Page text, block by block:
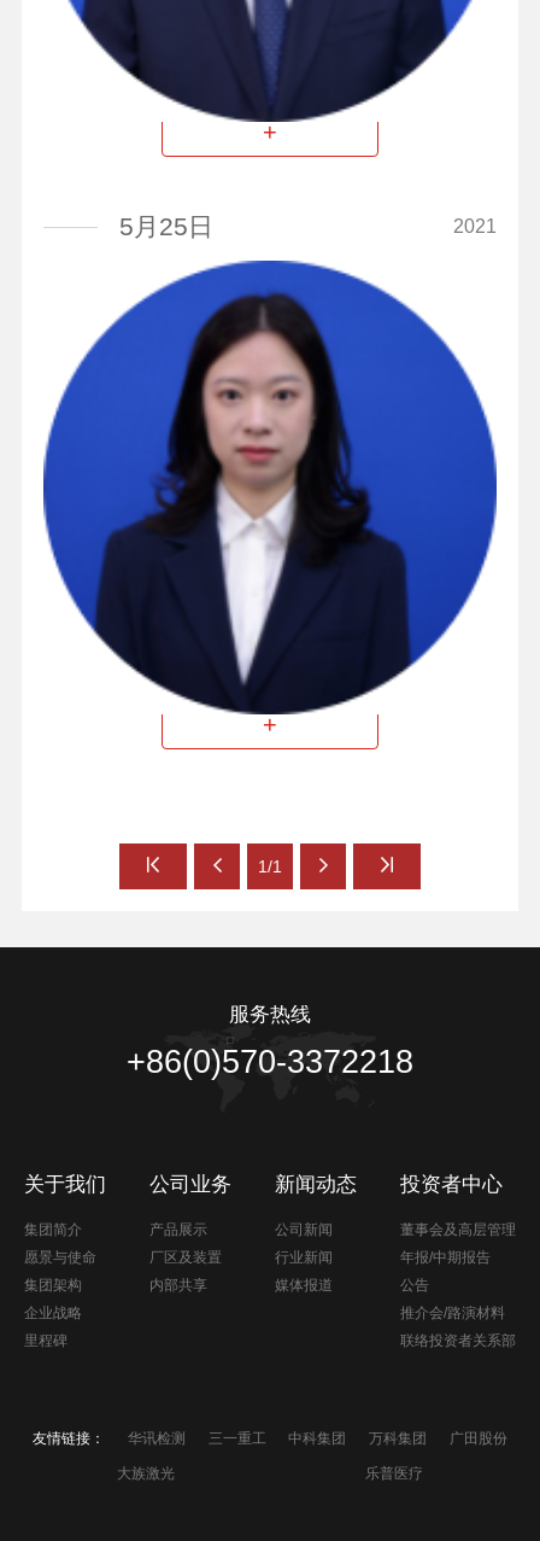
董事、副总经理
+
5月25日 2021
董事、董事会秘书、财务总监
+
1/1
服务热线
+86(0)570-3372218
关于我们
集团简介
愿景与使命
集团架构
企业战略
里程碑
公司业务
产品展示
厂区及装置
内部共享
新闻动态
公司新闻
行业新闻
媒体报道
投资者中心
董事会及高层管理
年报/中期报告
公告
推介会/路演材料
联络投资者关系部
友情链接： 华讯检测 三一重工 中科集团 万科集团 广田股份
大族激光 乐普医疗